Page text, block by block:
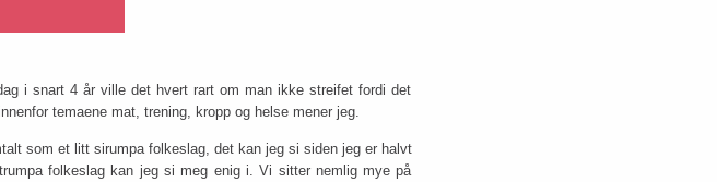
i snart 4 år ville det hvert rart om man ikke streifet fordi det
temaene mat, trening, kropp og helse mener jeg.
som et litt sirumpa folkeslag, det kan jeg si siden jeg er halvt
folkeslag kan jeg si meg enig i. Vi sitter nemlig mye på